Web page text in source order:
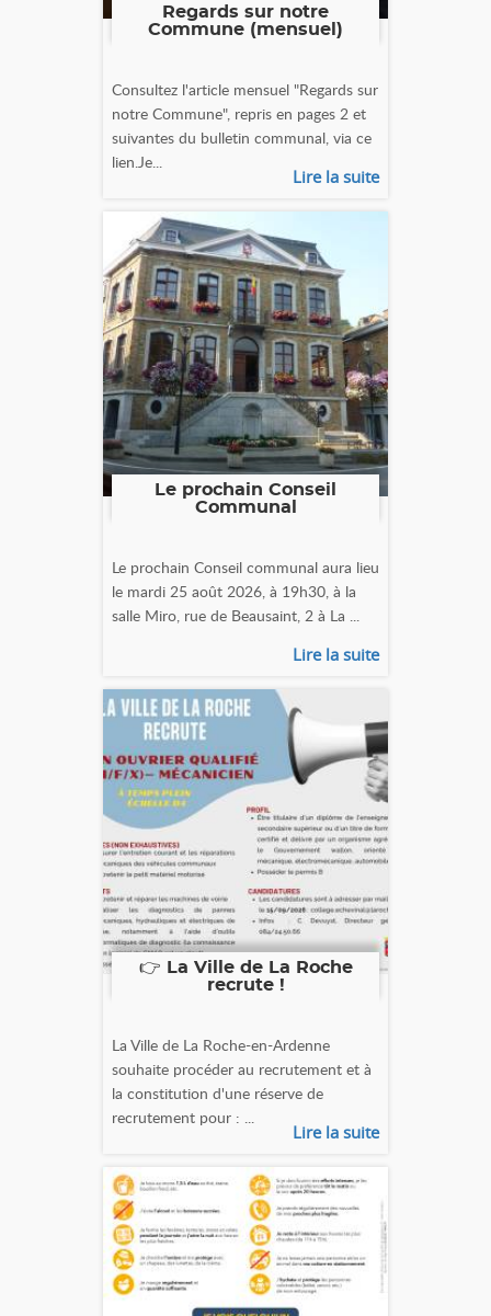
Regards sur notre
Commune (mensuel)
Consultez l'article mensuel "Regards sur
notre Commune", repris en pages 2 et
suivantes du bulletin communal, via ce
lien.Je...
Lire la suite
Le prochain Conseil
Communal
Le prochain Conseil communal aura lieu
le mardi 25 août 2026, à 19h30, à la
salle Miro, rue de Beausaint, 2 à La ...
Lire la suite
👉 La Ville de La Roche
recrute !
La Ville de La Roche-en-Ardenne
souhaite procéder au recrutement et à
la constitution d'une réserve de
recrutement pour : ...
Lire la suite